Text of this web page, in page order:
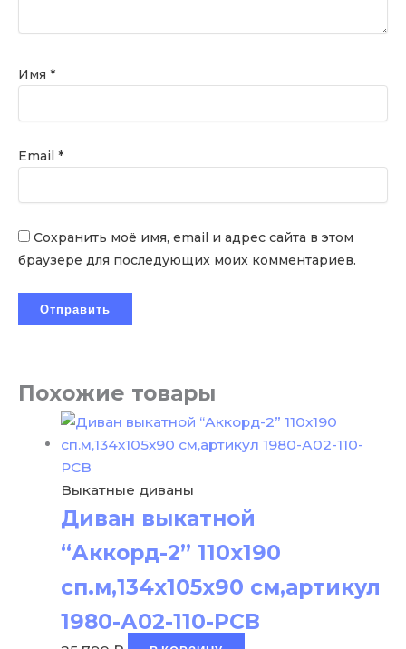
Имя *
Email *
Сохранить моё имя, email и адрес сайта в этом
браузере для последующих моих комментариев.
Похожие товары
Выкатные диваны
Диван выкатной
“Аккорд-2” 110х190
сп.м,134х105х90 см,артикул
1980-А02-110-РСВ